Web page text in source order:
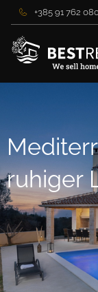
+385 91 762
ruhiger